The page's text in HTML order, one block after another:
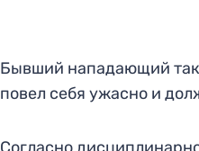
Бывший нападающий
повел себя ужасно и